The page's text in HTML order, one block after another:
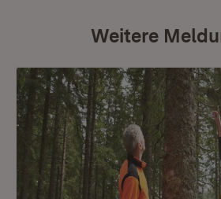
Weitere